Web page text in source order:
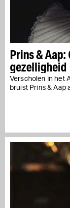
Prins &
gezelligheid
Verscholen in het
bruist Prins & Aap